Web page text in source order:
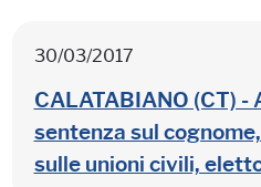
30/03/2017
CALATABIANO (CT) -
sentenza sul
sulle unioni civili,